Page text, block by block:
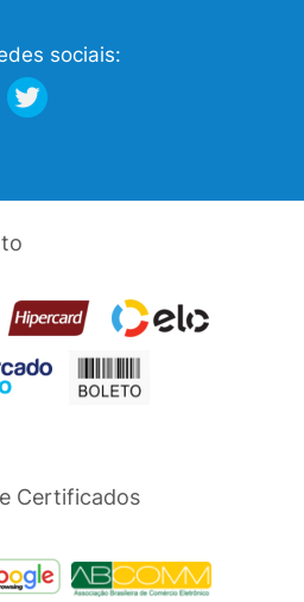
sociais:
Certificados